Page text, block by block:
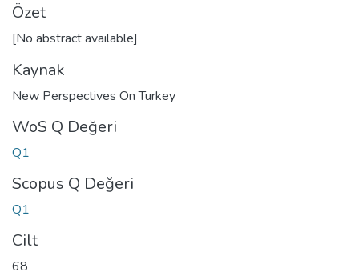
Özet
[No abstract available]
Kaynak
New Perspectives On Turkey
WoS Q Değeri
Q1
Scopus Q Değeri
Q1
Cilt
68